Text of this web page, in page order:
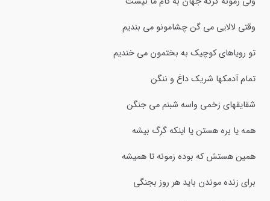
وقتی لالایی می گن چشامونو می بندیم
تو رویاهای کوچیک به بختمون می خندیم
تمام آدمکها شریک داغ و ننگن
شقایقهای زخمی واسه شبنم می جنگن
همه یا بره هستن یا اینکه گرگ بیشه
همین هستش که بوده زمونه تا همیشه
برای زنده موندن باید هر روز بجنگی